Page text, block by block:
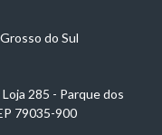
do Sul
285 - Parque dos
79035-900